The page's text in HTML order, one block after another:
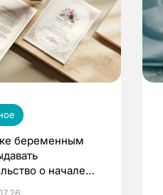
беременным
о начале